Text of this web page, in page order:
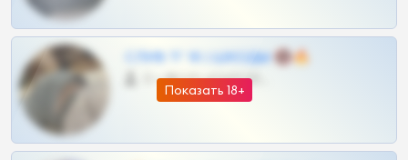
Показать 18+
СЛИВ ТГ 18 | ШКОДЫ 🔞🔥
0 •